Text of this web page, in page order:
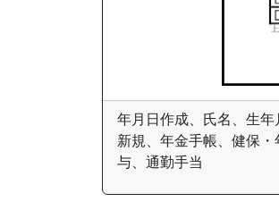
年月日作成、氏名、生
新規、年金手帳、健保
与、通勤手当